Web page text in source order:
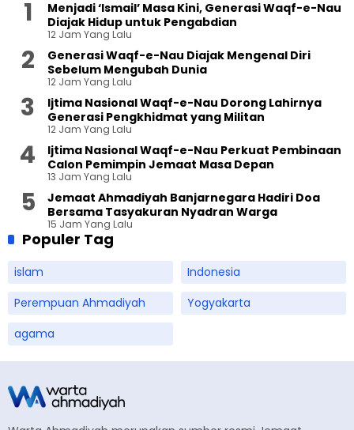
Menjadi ‘Ismail’ Masa Kini, Generasi Waqf-e-Nau
Diajak Hidup untuk Pengabdian
12 Jam Yang Lalu
Generasi Waqf-e-Nau Diajak Mengenal Diri
Sebelum Mengubah Dunia
12 Jam Yang Lalu
Ijtima Nasional Waqf-e-Nau Dorong Lahirnya
Generasi Pengkhidmat yang Militan
12 Jam Yang Lalu
Ijtima Nasional Waqf-e-Nau Perkuat Pembinaan
Calon Pemimpin Jemaat Masa Depan
13 Jam Yang Lalu
Jemaat Ahmadiyah Banjarnegara Hadiri Doa
Bersama Tasyakuran Nyadran Warga
15 Jam Yang Lalu
Populer Tag
islam
Indonesia
Perempuan Ahmadiyah
Yogyakarta
agama